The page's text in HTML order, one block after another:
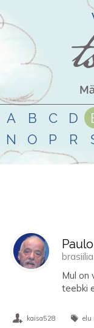
A B C D
N
O P R
Tsitaadid
Mul on
teebki
kaisa528 elu